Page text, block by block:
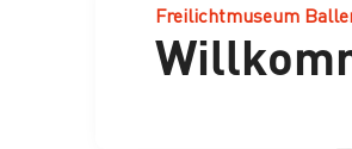
Freilichtmuseum